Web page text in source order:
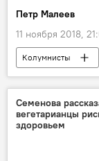
Петр Малеев
11 ноября 2018,
Колумнисты
танки
Семенова
вегетарианцы
здоровьем